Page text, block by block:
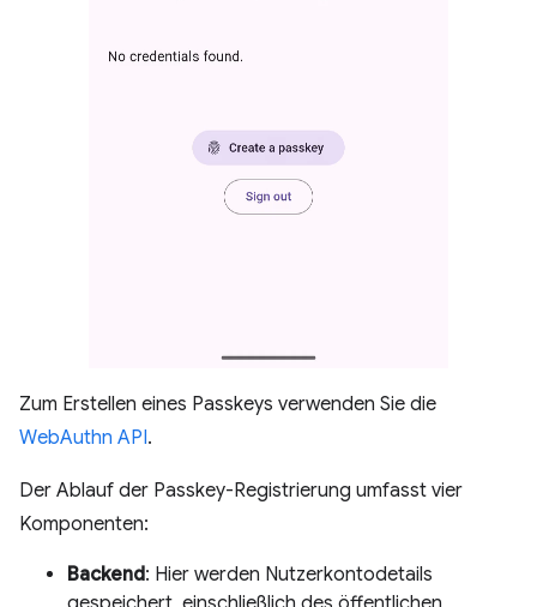
Zum Erstellen eines Passkeys verwenden Sie die
WebAuthn API.
Der Ablauf der Passkey-Registrierung umfasst vier
Komponenten:
Backend: Hier werden Nutzerkontodetails